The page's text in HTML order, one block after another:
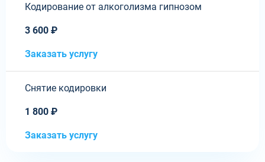
Кодирование от алкоголизма гипнозом
3 600 ₽
Заказать услугу
Снятие кодировки
1 800 ₽
Заказать услугу